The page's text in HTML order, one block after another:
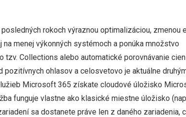
rokoch výraznou optimalizáciou, zmenou
menej výkonných systémoch a ponúka množstvo
tzv. Collections alebo automatické porovnávanie
pozitívnych ohlasov a celosvetovo je aktuálne
Microsoft 365 získate cloudové úložisko
funguje vlastne ako klasické miestne úložisko
sa dostanete práve len z daného zariadenia,